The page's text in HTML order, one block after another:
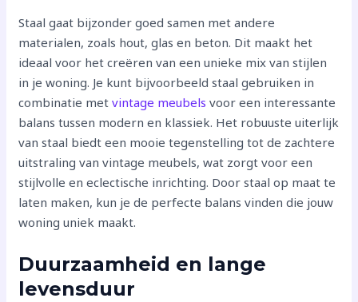
Staal gaat bijzonder goed samen met andere
materialen, zoals hout, glas en beton. Dit maakt het
ideaal voor het creëren van een unieke mix van stijlen
in je woning. Je kunt bijvoorbeeld staal gebruiken in
combinatie metvintage meubels voor een interessante
balans tussen modern en klassiek. Het robuuste uiterlijk
van staal biedt een mooie tegenstelling tot de zachtere
uitstraling van vintage meubels, wat zorgt voor een
stijlvolle en eclectische inrichting. Door staal op maat te
laten maken, kun je de perfecte balans vinden die jouw
woning uniek maakt.
Duurzaamheid en lange
levensduur